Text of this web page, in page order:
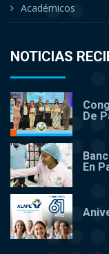
Académicos
NOTICIAS
De
En